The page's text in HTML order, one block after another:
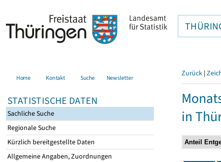
Home Kontakt Suche Newsletter
STATISTISCHE DATEN
Sachliche Suche
Regionale Suche
Kürzlich bereitgestellte Daten
Allgemeine Angaben, Zuordnungen
Zurück |
in